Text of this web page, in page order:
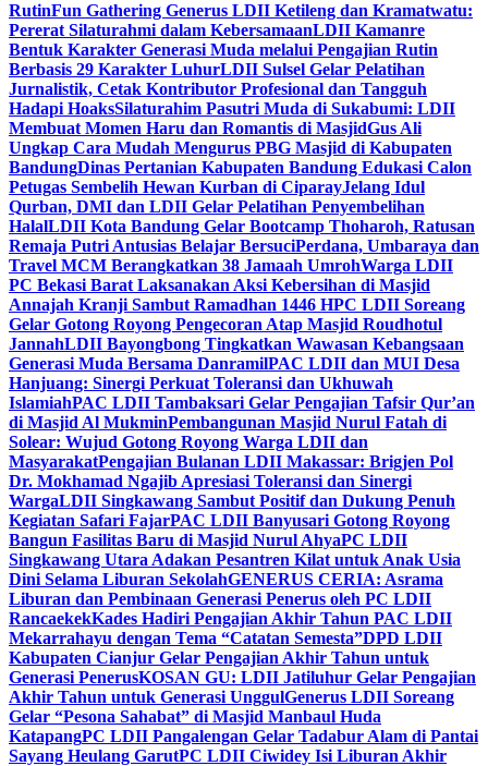
RutinFun Gathering Generus LDII Ketileng dan Kramatwatu:
Pererat Silaturahmi dalam KebersamaanLDII Kamanre
Bentuk Karakter Generasi Muda melalui Pengajian Rutin
Berbasis 29 Karakter LuhurLDII Sulsel Gelar Pelatihan
Jurnalistik, Cetak Kontributor Profesional dan Tangguh
Hadapi HoaksSilaturahim Pasutri Muda di Sukabumi: LDII
Membuat Momen Haru dan Romantis di MasjidGus Ali
Ungkap Cara Mudah Mengurus PBG Masjid di Kabupaten
BandungDinas Pertanian Kabupaten Bandung Edukasi Calon
Petugas Sembelih Hewan Kurban di CiparayJelang Idul
Qurban, DMI dan LDII Gelar Pelatihan Penyembelihan
HalalLDII Kota Bandung Gelar Bootcamp Thoharoh, Ratusan
Remaja Putri Antusias Belajar BersuciPerdana, Umbaraya dan
Travel MCM Berangkatkan 38 Jamaah UmrohWarga LDII
PC Bekasi Barat Laksanakan Aksi Kebersihan di Masjid
Annajah Kranji Sambut Ramadhan 1446 HPC LDII Soreang
Gelar Gotong Royong Pengecoran Atap Masjid Roudhotul
JannahLDII Bayongbong Tingkatkan Wawasan Kebangsaan
Generasi Muda Bersama DanramilPAC LDII dan MUI Desa
Hanjuang: Sinergi Perkuat Toleransi dan Ukhuwah
IslamiahPAC LDII Tambaksari Gelar Pengajian Tafsir Qur’an
di Masjid Al MukminPembangunan Masjid Nurul Fatah di
Solear: Wujud Gotong Royong Warga LDII dan
MasyarakatPengajian Bulanan LDII Makassar: Brigjen Pol
Dr. Mokhamad Ngajib Apresiasi Toleransi dan Sinergi
WargaLDII Singkawang Sambut Positif dan Dukung Penuh
Kegiatan Safari FajarPAC LDII Banyusari Gotong Royong
Bangun Fasilitas Baru di Masjid Nurul AhyaPC LDII
Singkawang Utara Adakan Pesantren Kilat untuk Anak Usia
Dini Selama Liburan SekolahGENERUS CERIA: Asrama
Liburan dan Pembinaan Generasi Penerus oleh PC LDII
RancaekekKades Hadiri Pengajian Akhir Tahun PAC LDII
Mekarrahayu dengan Tema “Catatan Semesta”DPD LDII
Kabupaten Cianjur Gelar Pengajian Akhir Tahun untuk
Generasi PenerusKOSAN GU: LDII Jatiluhur Gelar Pengajian
Akhir Tahun untuk Generasi UnggulGenerus LDII Soreang
Gelar “Pesona Sahabat” di Masjid Manbaul Huda
KatapangPC LDII Pangalengan Gelar Tadabur Alam di Pantai
Sayang Heulang GarutPC LDII Ciwidey Isi Liburan Akhir